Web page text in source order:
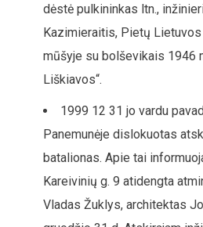
dėstė pulkininkas ltn.,
Kazimieraitis, Pietų
mūšyje su bolševikais 1946
Liškiavos“.
1999 12 31 jo vardu
Panemunėje dislokuotas
batalionas. Apie tai
Kareivinių g. 9 atidengta
Vladas Žuklys, architektas